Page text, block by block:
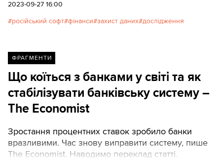
2023-09-27 16:00
російський софт фінанси захист даних дослідження
ФРАГМЕНТИ
Що коїться з банками у світі та як
стабілізувати банківську систему –
The Economist
Зростання процентних ставок зробило банки
вразливими. Час знову виправити систему, пише
The Economist. Наводимо переклад статті.